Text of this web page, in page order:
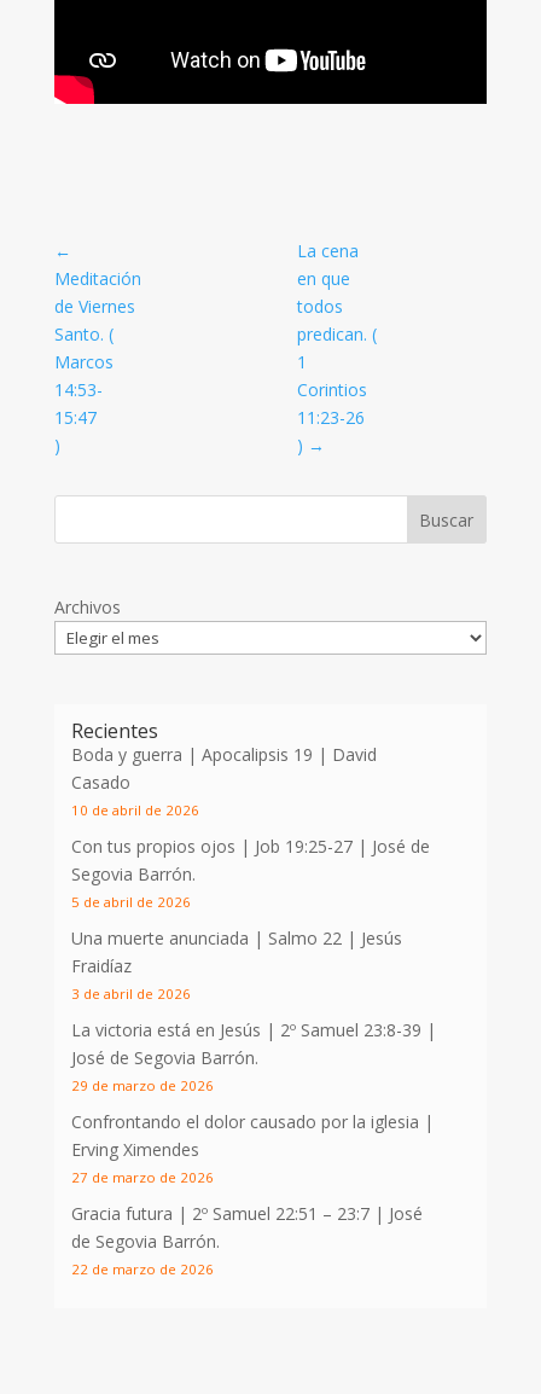
←
Meditación
de Viernes
Santo. (
Marcos
14:53-
15:47
)
La cena
en que
todos
predican. (
1
Corintios
11:23-26
) →
Archivos
Recientes
Boda y guerra | Apocalipsis 19 | David
Casado
10 de abril de 2026
Con tus propios ojos | Job 19:25-27| José de
Segovia Barrón.
5 de abril de 2026
Una muerte anunciada | Salmo 22| Jesús
Fraidíaz
3 de abril de 2026
La victoria está en Jesús | 2º Samuel 23:8-39 |
José de Segovia Barrón.
29 de marzo de 2026
Confrontando el dolor causado por la iglesia |
Erving Ximendes
27 de marzo de 2026
Gracia futura | 2º Samuel 22:51 – 23:7| José
de Segovia Barrón.
22 de marzo de 2026